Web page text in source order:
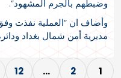
وضبطهم بالجرم المشهود”.
وأضاف ان “العملية نفذت
مديرية أمن شمال بغداد
1
2
…
12